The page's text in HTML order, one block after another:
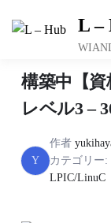
L –
構築中【
レベル3 –
Y
作者
カテゴリー:
LPIC/LinuC